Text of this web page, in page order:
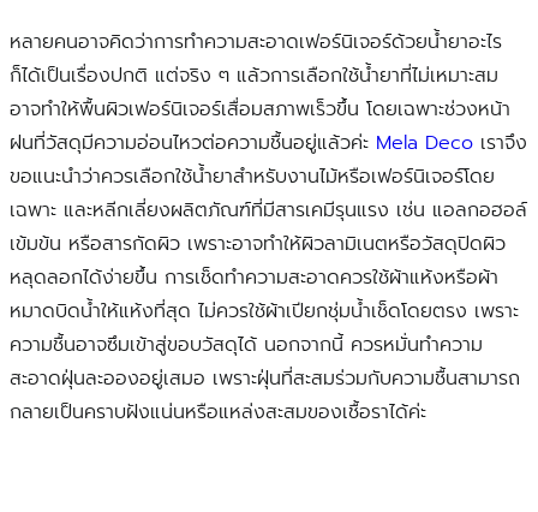
หลายคนอาจคิดว่าการทำความสะอาดเฟอร์นิเจอร์ด้วยน้ำยาอะไร
ก็ได้เป็นเรื่องปกติ แต่จริง ๆ แล้วการเลือกใช้น้ำยาที่ไม่เหมาะสม
อาจทำให้พื้นผิวเฟอร์นิเจอร์เสื่อมสภาพเร็วขึ้น โดยเฉพาะช่วงหน้า
ฝนที่วัสดุมีความอ่อนไหวต่อความชื้นอยู่แล้วค่ะ Mela Deco เราจึง
ขอแนะนำว่าควรเลือกใช้น้ำยาสำหรับงานไม้หรือเฟอร์นิเจอร์โดย
เฉพาะ และหลีกเลี่ยงผลิตภัณฑ์ที่มีสารเคมีรุนแรง เช่น แอลกอฮอล์
เข้มข้น หรือสารกัดผิว เพราะอาจทำให้ผิวลามิเนตหรือวัสดุปิดผิว
หลุดลอกได้ง่ายขึ้น การเช็ดทำความสะอาดควรใช้ผ้าแห้งหรือผ้า
หมาดบิดน้ำให้แห้งที่สุด ไม่ควรใช้ผ้าเปียกชุ่มน้ำเช็ดโดยตรง เพราะ
ความชื้นอาจซึมเข้าสู่ขอบวัสดุได้ นอกจากนี้ ควรหมั่นทำความ
สะอาดฝุ่นละอองอยู่เสมอ เพราะฝุ่นที่สะสมร่วมกับความชื้นสามารถ
กลายเป็นคราบฝังแน่นหรือแหล่งสะสมของเชื้อราได้ค่ะ